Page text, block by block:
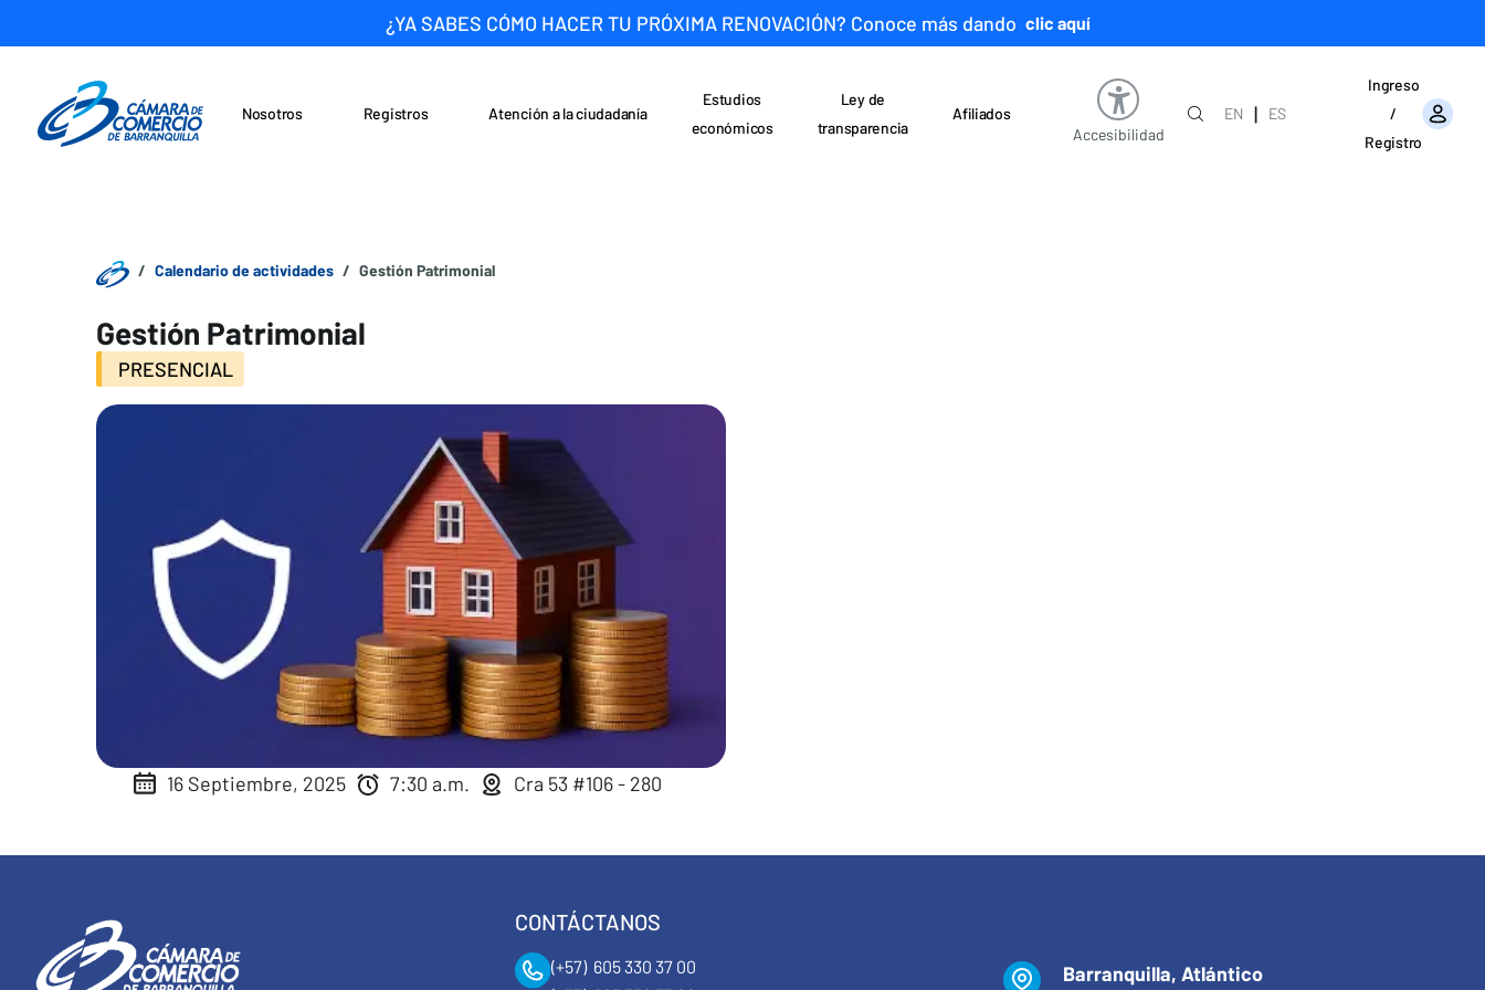
¿YA SABES CÓMO HACER TU PRÓXIMA RENOVACIÓN? Conoce más dando clic aquí
Nosotros Registros
Atención a la ciudadanía
Estudios
económicos
Ley de
transparencia
Afiliados
Accesibilidad
EN |
ES
Ingreso
/
Registro
Calendario de actividades Gestión Patrimonial
Gestión Patrimonial
PRESENCIAL
16 Septiembre, 2025 7:30 a.m. Cra 53 #106 - 280
CONTÁCTANOS
(+57) 605 330 37 00
Barranquilla, Atlántico